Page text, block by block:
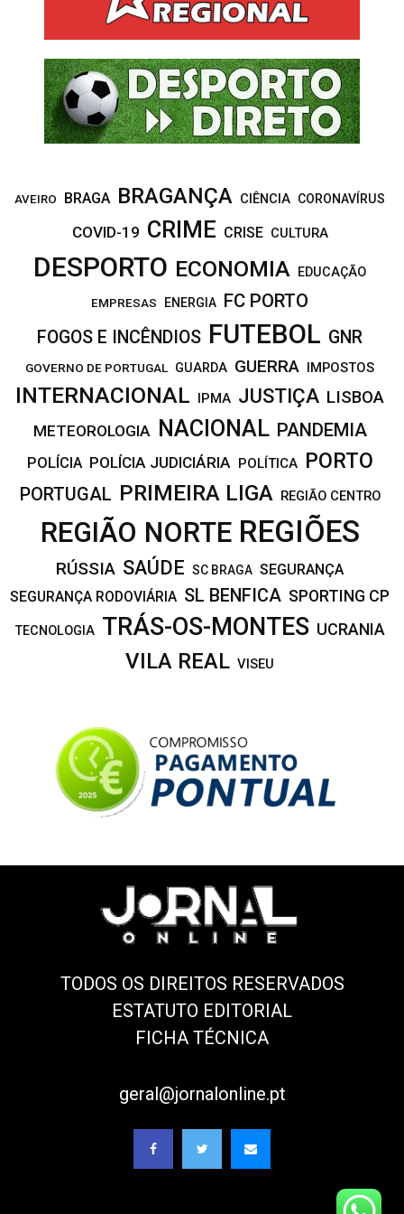
AVEIRO BRAGA BRAGANÇA CIÊNCIA CORONAVÍRUS
COVID-19 CRIME CRISE CULTURA
DESPORTO ECONOMIA EDUCAÇÃO
EMPRESAS ENERGIA FC PORTO
FOGOS E INCÊNDIOS FUTEBOL GNR
GOVERNO DE PORTUGAL GUARDA GUERRA IMPOSTOS
INTERNACIONAL IPMA JUSTIÇA LISBOA
METEOROLOGIA NACIONAL PANDEMIA
POLÍCIA POLÍCIA JUDICIÁRIA POLÍTICA PORTO
PORTUGAL PRIMEIRA LIGA REGIÃO CENTRO
REGIÃO NORTE REGIÕES
RÚSSIA SAÚDE SC BRAGA SEGURANÇA
SEGURANÇA RODOVIÁRIA SL BENFICA SPORTING CP
TECNOLOGIA TRÁS-OS-MONTES UCRANIA
VILA REAL VISEU
TODOS OS DIREITOS RESERVADOS
ESTATUTO EDITORIAL
FICHA TÉCNICA
geral@jornalonline.pt